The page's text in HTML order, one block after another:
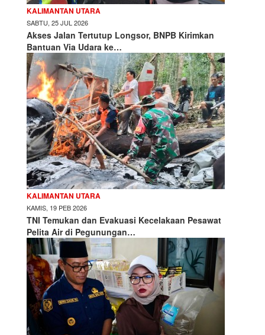
KALIMANTAN UTARA
SABTU, 25 JUL 2026
Akses Jalan Tertutup Longsor, BNPB Kirimkan
Bantuan Via Udara ke…
KALIMANTAN UTARA
KAMIS, 19 PEB 2026
TNI Temukan dan Evakuasi Kecelakaan Pesawat
Pelita Air di Pegunungan…